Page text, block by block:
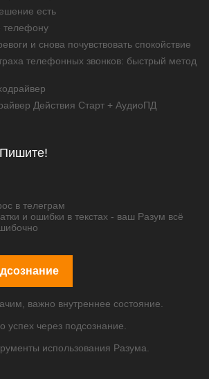
есть
телефону
и снова почувствовать спокойствие
телефонных звонков: быстрый метод
Действия Старт + АудиоПД
в телеграм
и ошибки в текстах - ваш Разум всё
важно внутреннее состояние.
успех через подсознание.
использования Разума.